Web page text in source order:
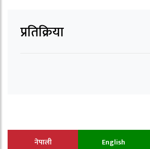
प्रतिक्रिया
नेपाली English